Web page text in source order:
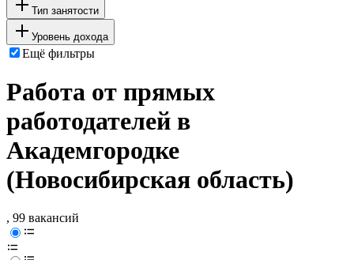
Тип занятости
Уровень дохода
Ещё фильтры
Работа от прямых
работодателей в
Академгородке
(Новосибирская область)
, 99 вакансий